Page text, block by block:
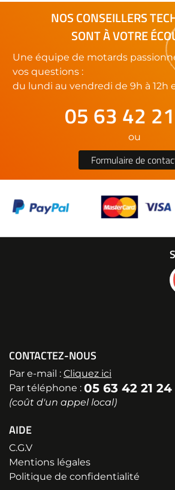
NOS CONSEILLERS
SONT À VOTRE
Une équipe de motards
vos questions :
du lundi au vendredi de 9h à 12h
05 63 42
ou
Formulaire de
CONTACTEZ-NOUS
Par e-mail : Cliquez ici
Par téléphone : 05 63 42 21 24
(coût d'un appel local)
AIDE
C.G.V
Mentions légales
Politique de confidentialité